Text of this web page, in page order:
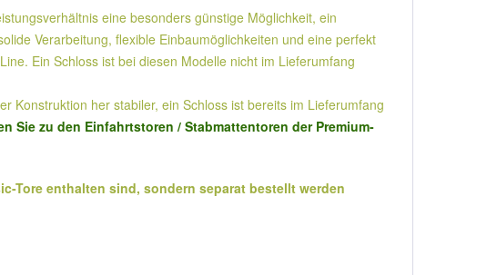
eine besonders günstige Möglichkeit, ein
Verarbeitung, flexible Einbaumöglichkeiten und eine perfekt
Ein Schloss ist bei diesen Modelle nicht im Lieferumfang
Konstruktion her stabiler, ein Schloss ist bereits im Lieferumfang
Sie zu den Einfahrtstoren / Stabmattentoren der Premium-
Tore enthalten sind, sondern separat bestellt werden